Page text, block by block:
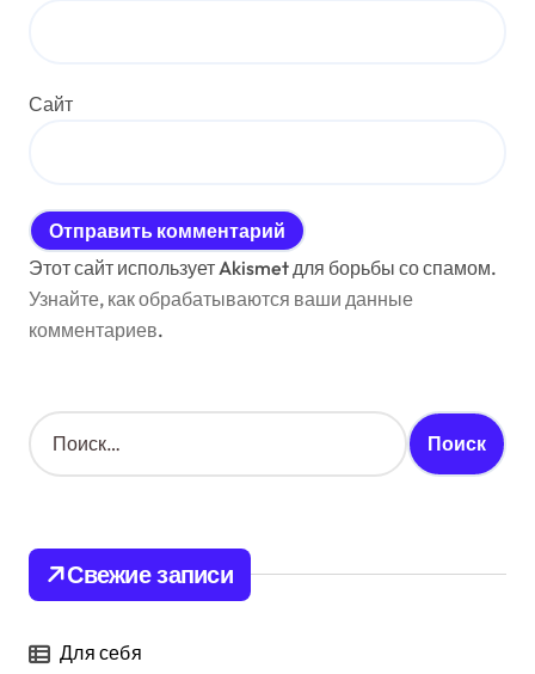
Сайт
Этот сайт использует Akismet для борьбы со спамом.
Узнайте, как обрабатываются ваши данные
комментариев.
Н
а
:
Свежие записи
Для себя